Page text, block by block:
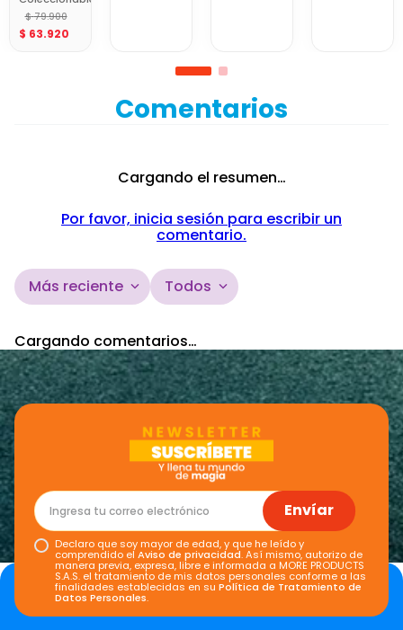
Minix Van Dijk
Netherlands
$ 79.900
$ 63.920
Comentarios
Cargando el resumen…
Por favor, inicia sesión para escribir un
comentario.
Más reciente Todos
Cargando comentarios…
Envíar
Declaro que soy mayor de edad, y que he leído y
comprendido elAviso de privacidad. Así mismo, autorizo de
manera previa, expresa, libre e informada a MORE PRODUCTS
S.A.S. el tratamiento de mis datos personales conforme a las
finalidades establecidas en suPolítica de Tratamiento de
Datos Personales.